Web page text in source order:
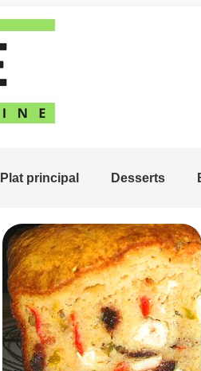
Plat principal Desserts